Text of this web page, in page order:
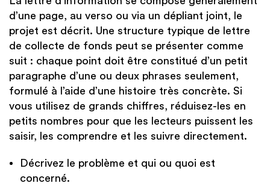
d’une page, au verso ou via un dépliant joint, le
projet est décrit. Une structure typique de lettre
de collecte de fonds peut se présenter comme
suit : chaque point doit être constitué d’un petit
paragraphe d’une ou deux phrases seulement,
formulé à l’aide d’une histoire très concrète. Si
vous utilisez de grands chiffres, réduisez-les en
petits nombres pour que les lecteurs puissent les
saisir, les comprendre et les suivre directement.
Décrivez le problème et qui ou quoi est
concerné.